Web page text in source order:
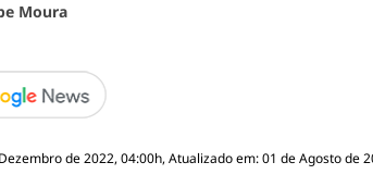
Moura
de 2022, 04:00h, Atualizado em: 01 de Agosto de